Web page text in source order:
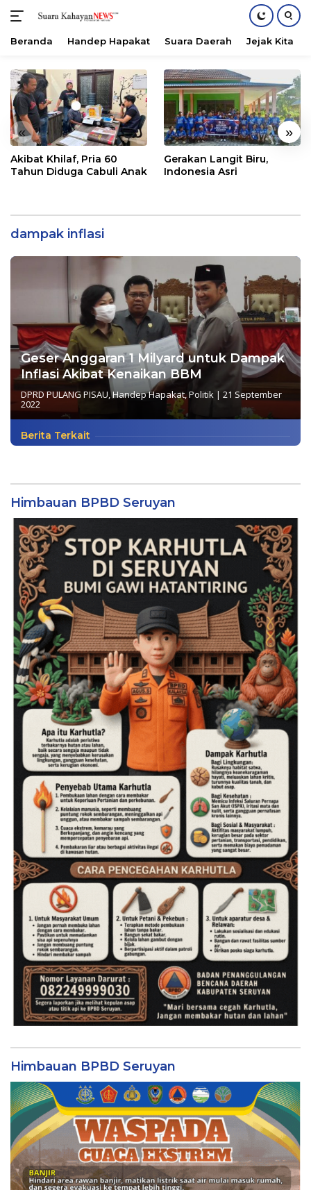
konten
Beranda Handep Hapakat Suara Daerah Jejak Kita
« »
Akibat Khilaf, Pria 60
Tahun Diduga Cabuli Anak
Gerakan Langit Biru,
Indonesia Asri
dampak inflasi
Geser Anggaran 1 Milyard untuk Dampak
Inflasi Akibat Kenaikan BBM
DPRD PULANG PISAU,Handep Hapakat,Politik | 21 September
2022
Berita Terkait
Himbauan BPBD Seruyan
Himbauan BPBD Seruyan